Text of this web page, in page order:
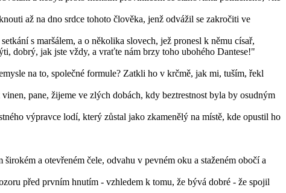
až na dno srdce tohoto člověka, jenž odvážil se zakročiti ve
s maršálem, a o několika slovech, jež pronesl k němu císař,
dobrý, jak jste vždy, a vraťte nám brzy toho ubohého Dantese!"
na to, společné formule? Zatkli ho v krčmě, jak mi, tuším, řekl
pane, žijeme ve zlých dobách, kdy beztrestnost byla by osudným
výpravce lodí, který zůstal jako zkamenělý na místě, kde opustil ho
a otevřeném čele, odvahu v pevném oku a staženém obočí a
před prvním hnutím - vzhledem k tomu, že bývá dobré - že spojil